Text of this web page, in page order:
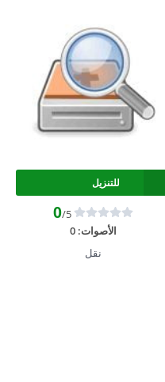
للتنزيل
0/5
الأصوات:0
نقل